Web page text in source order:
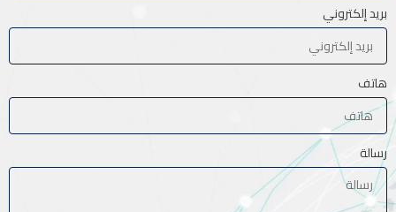
بريد إلكتروني
هاتف
رسالة